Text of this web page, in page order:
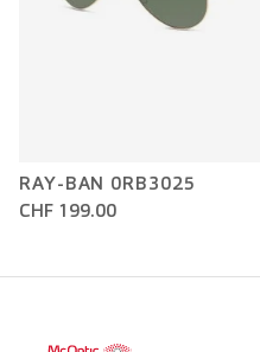
RAY-BAN 0RB3025
CHF 199.00